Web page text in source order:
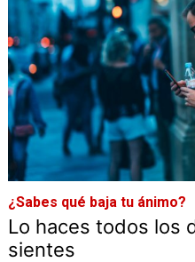
¿Sabes qué baja tu ánimo?
Lo haces todos los
sientes